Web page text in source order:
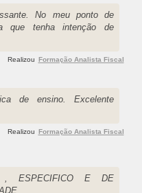
No meu ponto de
que tenha intenção de
Realizou Formação Analista Fiscal
de ensino. Excelente
Realizou Formação Analista Fiscal
, ESPECIFICO E DE